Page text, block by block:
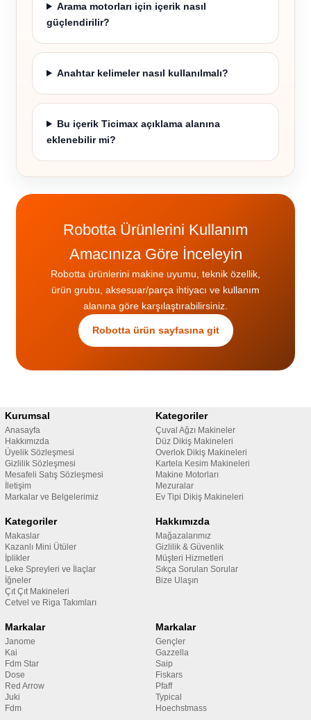
Arama motorları için içerik nasıl
güçlendirilir?
Anahtar kelimeler nasıl kullanılmalı?
Bu içerik Ticimax açıklama alanına
eklenebilir mi?
Robotta Ürünlerini Kullanım
Amacınıza Göre İnceleyin
Robotta ürünlerini makine uyumu, teknik özellik,
ürün grubu, aksesuar/parça ihtiyacı ve kullanım
alanına göre karşılaştırabilirsiniz.
Robotta ürün sayfasına git
Kurumsal
Anasayfa
Hakkımızda
Üyelik Sözleşmesi
Gizlilik Sözleşmesi
Mesafeli Satış Sözleşmesi
İletişim
Markalar ve Belgelerimiz
Kategoriler
Çuval Ağzı Makineler
Düz Dikiş Makineleri
Overlok Dikiş Makineleri
Kartela Kesim Makineleri
Makine Motorları
Mezuralar
Ev Tipi Dikiş Makineleri
Kategoriler
Makaslar
Kazanlı Mini Ütüler
İplikler
Leke Spreyleri ve İlaçlar
İğneler
Çıt Çıt Makineleri
Cetvel ve Riga Takımları
Hakkımızda
Mağazalarımız
Gizlilik & Güvenlik
Müşteri Hizmetleri
Sıkça Sorulan Sorular
Bize Ulaşın
Markalar
Janome
Kai
Fdm Star
Dose
Red Arrow
Juki
Fdm
Markalar
Gençler
Gazzella
Saip
Fiskars
Pfaff
Typical
Hoechstmass